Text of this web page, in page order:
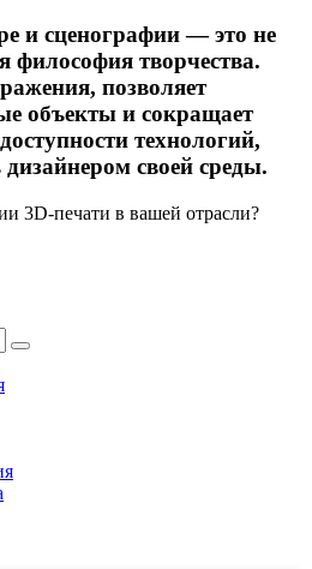
и сценографии — это не
философия творчества.
позволяет
объекты и сокращает
технологий,
своей среды.
3D-печати в вашей отрасли?